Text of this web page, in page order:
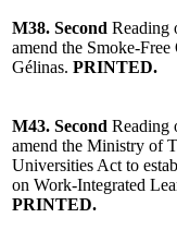
M38. Second Reading
amend the Smoke-
Gélinas. PRINTED.
M43. Second Reading
amend the Ministry of
Universities Act to
on Work-Integrated
PRINTED.